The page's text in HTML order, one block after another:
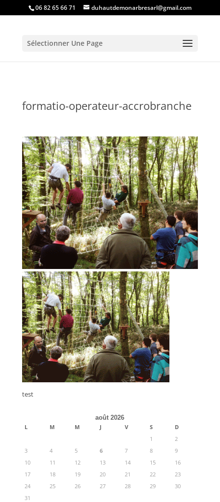
06 82 65 66 71 duhautdemonarbresarl@gmail.com
Sélectionner Une Page
formatio-operateur-accrobranche
test
août 2026
L
M M J V S
D
1
2
3
4 5 6 7 8
9
10
11 12 13 14 15
16
17
18 19 20 21 22
23
24
25 26 27 28 29
30
31